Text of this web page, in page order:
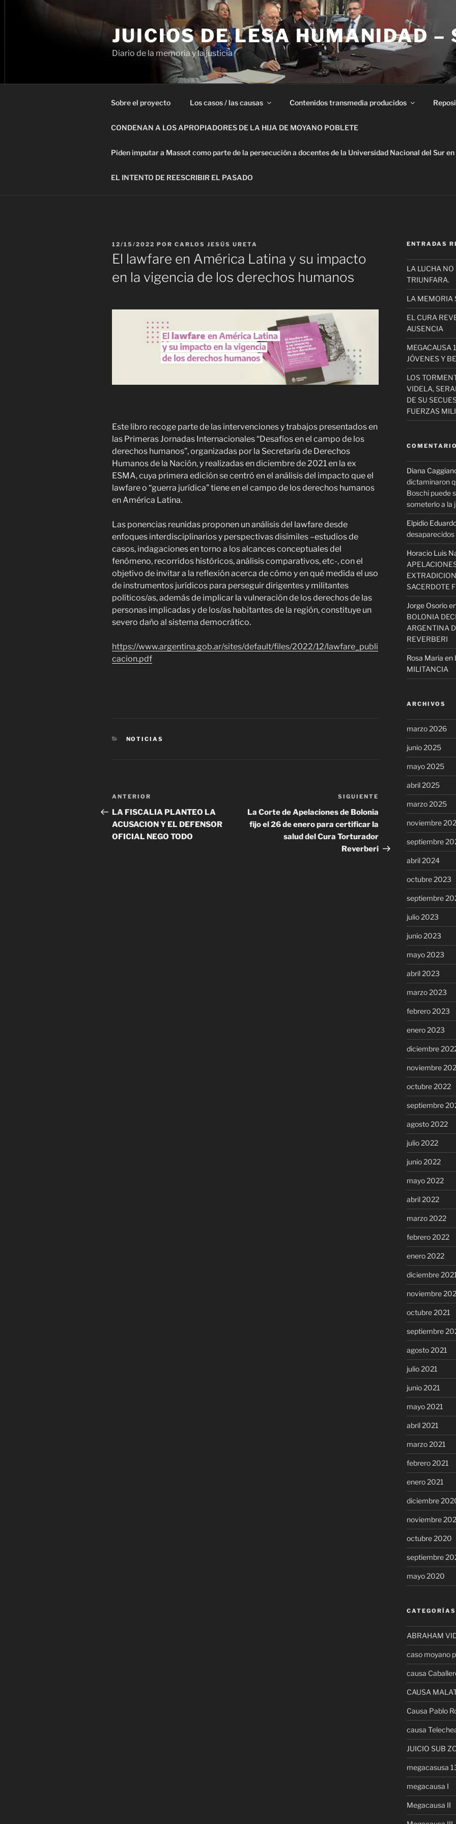
JUICIOS DE LESA HUMANIDAD –
Diario de la memoria y la justicia
Sobre el proyecto Los casos / las causas Contenidos transmedia producidos
CONDENAN A LOS APROPIADORES DE LA HIJA DE MOYANO POBLETE
Piden imputar a Massot como parte de la persecución a docentes de la Universidad Nacional del Sur
EL INTENTO DE REESCRIBIR EL PASADO
PUBLICADO
EL
12/15/2022 POR CARLOS JESÚS URETA
El lawfare en América Latina y su impacto
en la vigencia de los derechos humanos
Este libro recoge parte de las intervenciones y trabajos presentados en
las Primeras Jornadas Internacionales “Desafíos en el campo de los
derechos humanos”, organizadas por la Secretaría de Derechos
Humanos de la Nación, y realizadas en diciembre de 2021 en la ex
ESMA, cuya primera edición se centró en el análisis del impacto que el
lawfare o “guerra jurídica” tiene en el campo de los derechos humanos
en América Latina.
Las ponencias reunidas proponen un análisis del lawfare desde
enfoques interdisciplinarios y perspectivas disímiles –estudios de
casos, indagaciones en torno a los alcances conceptuales del
fenómeno, recorridos históricos, análisis comparativos, etc-, con el
objetivo de invitar a la reflexión acerca de cómo y en qué medida el uso
de instrumentos jurídicos para perseguir dirigentes y militantes
políticos/as, además de implicar la vulneración de los derechos de las
personas implicadas y de los/as habitantes de la región, constituye un
severo daño al sistema democrático.
https://www.argentina.gob.ar/sites/default/files/2022/12/lawfare_publi
cacion.pdf
CATEGORÍAS
NOTICIAS
Navegación
de
entradas
Entrada
anterior
ANTERIOR
LA FISCALIA PLANTEO LA
ACUSACION Y EL DEFENSOR
OFICIAL NEGO TODO
Siguiente
entrada
SIGUIENTE
La Corte de Apelaciones de Bolonia
fijo el 26 de enero para certificar la
salud del Cura Torturador
Reverberi
ENTRADAS
LA LUCHA
TRIUNFARA.
LA MEMORIA
EL CURA
AUSENCIA
MEGACAUSA
JÓVENES Y
LOS
VIDELA,
DE SU
FUERZAS
Diana
dictaminaron
Boschi puede
someterlo a la
Elpidio
desaparecidos
Horacio Luis
SACERDOTE
Jorge Osorio
BOLONIA
ARGENTINA
REVERBERI
Rosa Maria en
MILITANCIA
ARCHIVOS
marzo 2026
junio 2025
mayo 2025
abril 2025
marzo 2025
noviembre
septiembre
abril 2024
octubre 2023
septiembre
julio 2023
junio 2023
mayo 2023
abril 2023
marzo 2023
febrero 2023
enero 2023
diciembre
noviembre
octubre 2022
septiembre
agosto 2022
julio 2022
junio 2022
mayo 2022
abril 2022
marzo 2022
febrero 2022
enero 2022
diciembre 2021
noviembre
octubre 2021
septiembre
agosto 2021
julio 2021
junio 2021
mayo 2021
abril 2021
marzo 2021
febrero 2021
enero 2021
diciembre
noviembre
octubre 2020
septiembre
mayo 2020
CATEGORÍAS
ABRAHAM
caso moyano
causa
CAUSA
Causa Pablo
causa
JUICIO SUB
megacasusa
megacausa I
Megacausa II